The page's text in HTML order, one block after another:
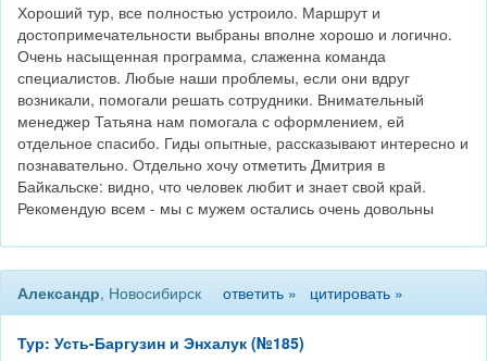
Хороший тур, все полностью устроило. Маршрут и
достопримечательности выбраны вполне хорошо и логично.
Очень насыщенная программа, слаженна команда
специалистов. Любые наши проблемы, если они вдруг
возникали, помогали решать сотрудники. Внимательный
менеджер Татьяна нам помогала с оформлением, ей
отдельное спасибо. Гиды опытные, рассказывают интересно и
познавательно. Отдельно хочу отметить Дмитрия в
Байкальске: видно, что человек любит и знает свой край.
Рекомендую всем - мы с мужем остались очень довольны
Александр, Новосибирск ответить » цитировать »
Тур: Усть-Баргузин и Энхалук (№185)